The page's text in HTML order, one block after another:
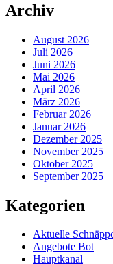
Archiv
August 2026
Juli 2026
Juni 2026
Mai 2026
April 2026
März 2026
Februar 2026
Januar 2026
Dezember 2025
November 2025
Oktober 2025
September 2025
Kategorien
Aktuelle
Angebote Bot
Hauptkanal